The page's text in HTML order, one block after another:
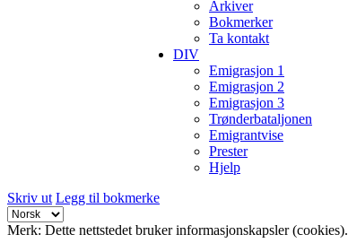
Arkiver
Bokmerker
Ta kontakt
DIV
Emigrasjon 1
Emigrasjon 2
Emigrasjon 3
Trønderbataljonen
Emigrantvise
Prester
Hjelp
Skriv ut Legg til bokmerke
Merk: Dette nettstedet bruker informasjonskapsler (cookies).